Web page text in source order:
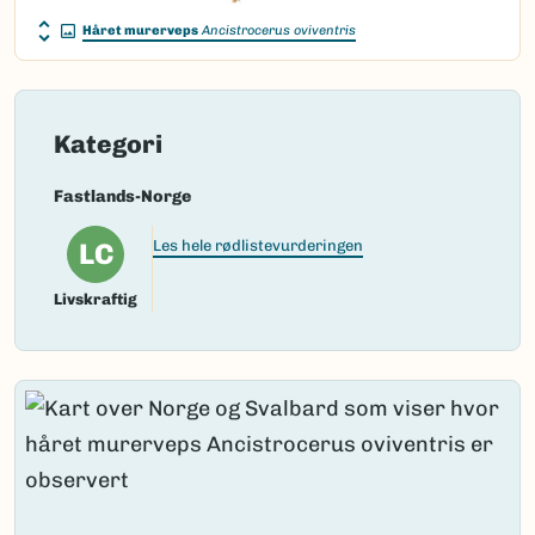
Håret murerveps Ancistrocerus oviventris
Kategori
Fastlands-Norge
LC
Livskraftig
Les hele rødlistevurderingen